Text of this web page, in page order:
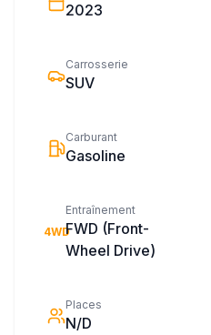
2023
Carrosserie
SUV
Carburant
Gasoline
4WD
Entraînement
FWD (Front-
Wheel Drive)
Places
N/D